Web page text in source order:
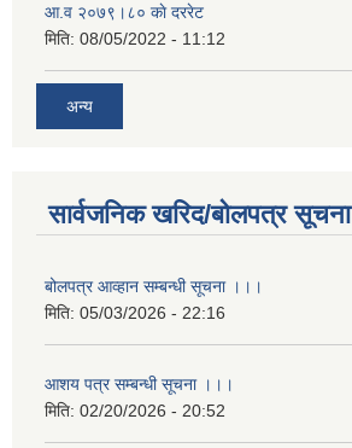
आ.व २०७९।८० काे दररेट
मिति: 08/05/2022 - 11:12
अन्य
सार्वजनिक खरिद/बोलपत्र सूचना
बोलपत्र आव्हान सम्बन्धी सूचना ।।।
मिति: 05/03/2026 - 22:16
आशय पत्र सम्बन्धी सूचना ।।।
मिति: 02/20/2026 - 20:52